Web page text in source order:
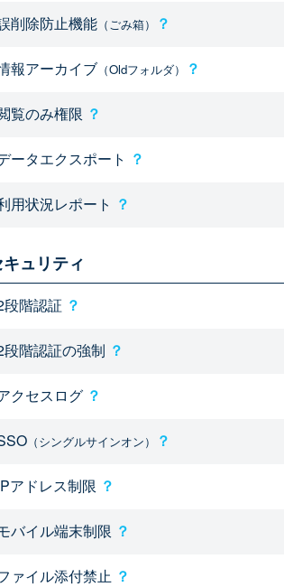
削除防止機能 （ごみ箱） ？
報アーカイブ （Oldフォルダ） ？
覧のみ権限 ？
ータエクスポート ？
用状況レポート ？
ュリティ
段階認証 ？
段階認証の強制 ？
クセスログ ？
（シングルサインオン） ？
アドレス制限 ？
バイル端末制限 ？
ァイル添付禁止 ？